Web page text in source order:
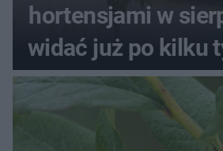
hortensjami w
widać już po kilku